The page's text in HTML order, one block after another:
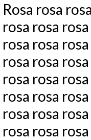
Rosa rosa
rosa rosa
rosa rosa
rosa rosa
rosa rosa
rosa rosa
rosa rosa
rosa rosa rosa